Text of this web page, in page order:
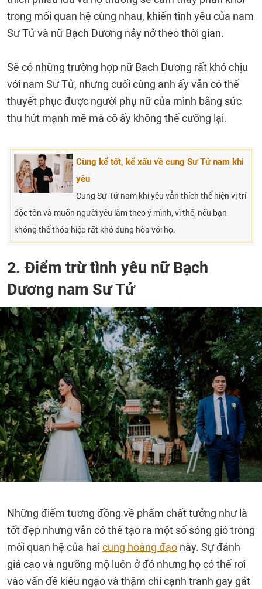
trong mối quan hệ cùng nhau, khiến tình yêu của nam
Sư Tử và nữ Bạch Dương nảy nở theo thời gian.
Sẽ có những trường hợp nữ Bạch Dương rất khó chịu
với nam Sư Tử, nhưng cuối cùng anh ấy vẫn có thể
thuyết phục được người phụ nữ của mình bằng sức
thu hút mạnh mẽ mà cô ấy không thể cưỡng lại.
Cùng kể tốt, kể xấu về cung Sư Tử nam khi
yêu
Cung Sư Tử nam khi yêu vẫn thích thể hiện vị trí
độc tôn và muốn người yêu làm theo ý mình, vì thế, nếu bạn
không thể thỏa hiệp rất khó dung hòa với họ.
2. Điểm trừ tình yêu nữ Bạch
Dương nam Sư Tử
Những điểm tương đồng về phẩm chất tưởng như là
tốt đẹp nhưng vẫn có thể tạo ra một số sóng gió trong
mối quan hệ của hai cung hoàng đạo này. Sự đánh
giá cao và ngưỡng mộ luôn ở đó nhưng họ có thể rơi
vào vấn đề kiêu ngạo và thậm chí cạnh tranh gay gắt